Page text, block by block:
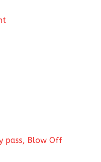
pass, Blow Off